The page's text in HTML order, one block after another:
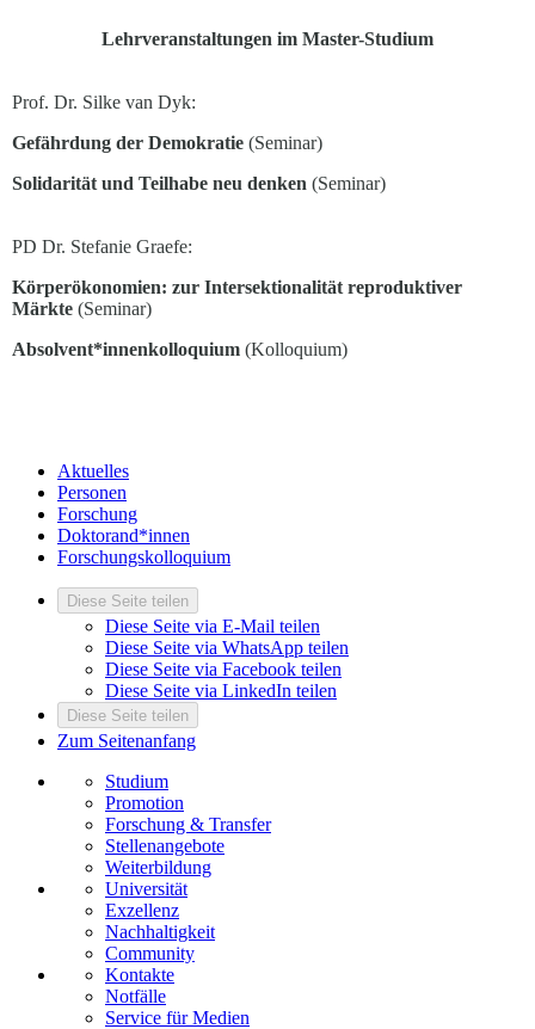
Lehrveranstaltungen im Master-Studium
Prof. Dr. Silke van Dyk:
Gefährdung der Demokratie (Seminar)
Solidarität und Teilhabe neu denken (Seminar)
PD Dr. Stefanie Graefe:
Körperökonomien: zur Intersektionalität reproduktiver
Märkte (Seminar)
Absolvent*innenkolloquium (Kolloquium)
Aktuelles
Personen
Forschung
Doktorand*innen
Forschungskolloquium
Diese Seite teilen
Diese Seite via E-Mail teilen
Diese Seite via WhatsApp teilen
Diese Seite via Facebook teilen
Diese Seite via LinkedIn teilen
Diese Seite teilen
Zum Seitenanfang
Studium
Promotion
Forschung & Transfer
Stellenangebote
Weiterbildung
Universität
Exzellenz
Nachhaltigkeit
Community
Kontakte
Notfälle
Service für Medien